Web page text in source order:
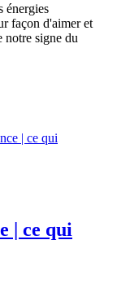
énergies
façon d'aimer et
notre signe du
| ce qui